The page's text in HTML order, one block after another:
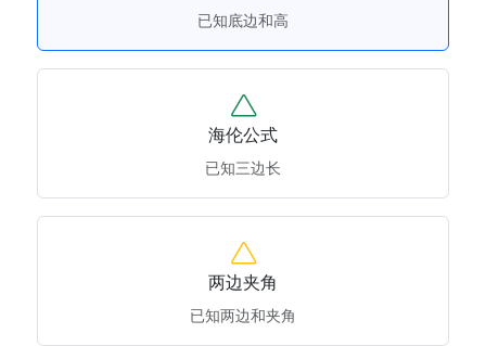
已知底边和高
海伦公式
已知三边长
两边夹角
已知两边和夹角